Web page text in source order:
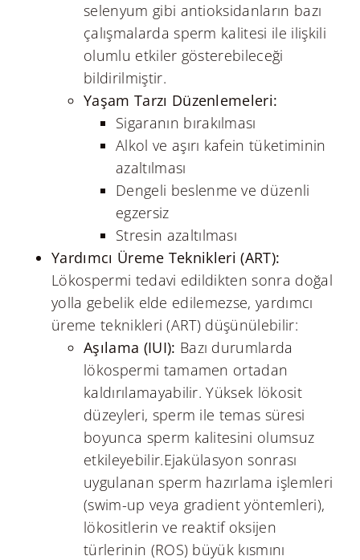
selenyum gibi antioksidanların bazı
çalışmalarda sperm kalitesi ile ilişkili
olumlu etkiler gösterebileceği
bildirilmiştir.
Yaşam Tarzı Düzenlemeleri:
Sigaranın bırakılması
Alkol ve aşırı kafein tüketiminin
azaltılması
Dengeli beslenme ve düzenli
egzersiz
Stresin azaltılması
Yardımcı Üreme Teknikleri (ART):
Lökospermi tedavi edildikten sonra doğal
yolla gebelik elde edilemezse, yardımcı
üreme teknikleri (ART) düşünülebilir:
Aşılama (IUI): Bazı durumlarda
lökospermi tamamen ortadan
kaldırılamayabilir. Yüksek lökosit
düzeyleri, sperm ile temas süresi
boyunca sperm kalitesini olumsuz
etkileyebilir.Ejakülasyon sonrası
uygulanan sperm hazırlama işlemleri
(swim-up veya gradient yöntemleri),
lökositlerin ve reaktif oksijen
türlerinin (ROS) büyük kısmını